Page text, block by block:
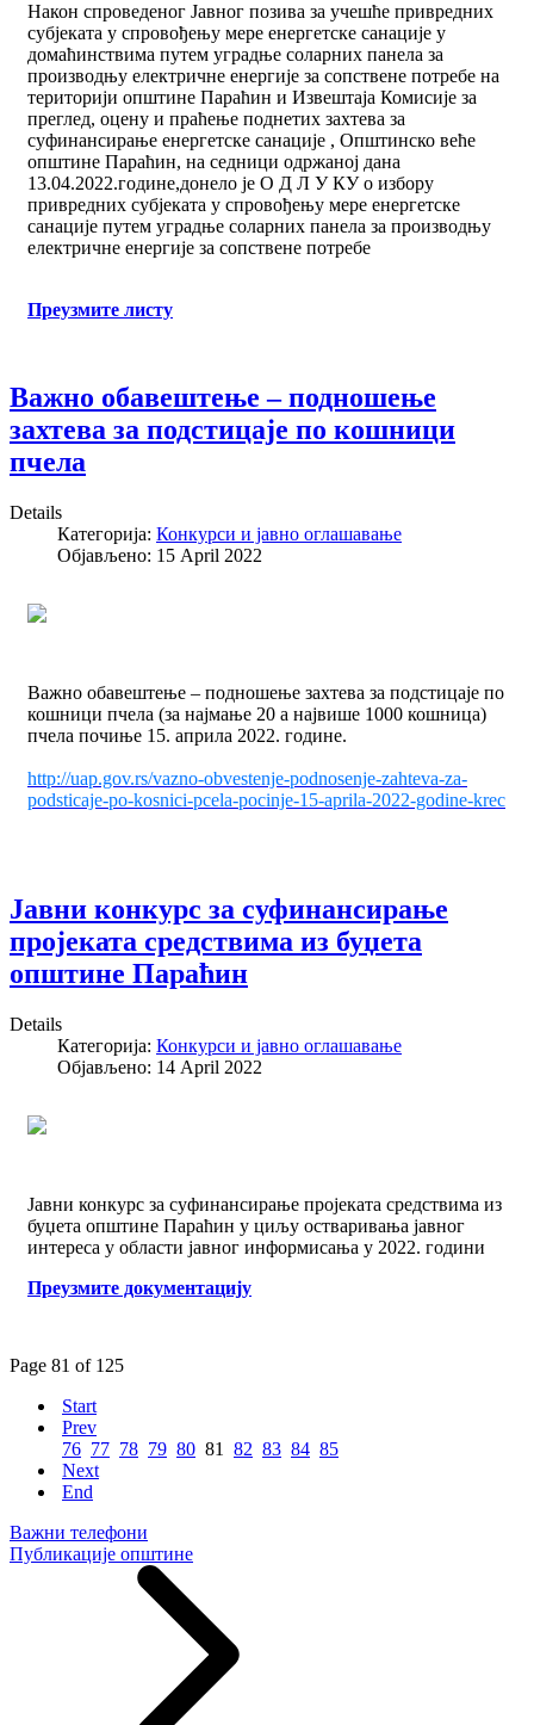
Након спроведеног Јавног позива за учешће привредних
субјеката у спровођењу мере енергетске санације у
домаћинствима путем уградње соларних панела за
производњу електричне енергије за сопствене потребе на
територији општине Параћин и Извештаја Комисије за
преглед, оцену и праћење поднетих захтева за
суфинансирање енергетске санације , Општинско веће
општине Параћин, на седници одржаној дана
13.04.2022.године,донело је О Д Л У КУ о избору
привредних субјеката у спровођењу мере енергетске
санације путем уградње соларних панела за производњу
електричне енергије за сопствене потребе
Преузмите листу
Важно обaвештење – подношење
захтева за подстицаје по кошници
пчела
Details
Категорија: Конкурси и јавно оглашавање
Објављено: 15 April 2022
Важно обaвештење – подношење захтева за подстицаје по
кошници пчела (за најмање 20 а највише 1000 кошница)
пчела почиње 15. априла 2022. године.
http://uap.gov.rs/vazno-obvestenje-podnosenje-zahteva-za-
podsticaje-po-kosnici-pcela-pocinje-15-aprila-2022-godine-krec
Јавни конкурс за суфинансирање
пројеката средствима из буџета
општине Параћин
Details
Категорија: Конкурси и јавно оглашавање
Објављено: 14 April 2022
Јавни конкурс за суфинансирање пројеката средствима из
буџета општине Параћин у циљу остваривања јавног
интереса у области јавног информисања у 2022. години
Преузмите документацију
Page 81 of 125
Start
Prev
76 77 78 79 80 81 82 83 84 85
Next
End
Важни телефони
Публикације општине